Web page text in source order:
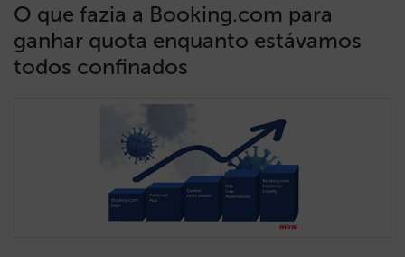
O que fazia a Booking.com para
ganhar quota enquanto estávamos
todos confinados